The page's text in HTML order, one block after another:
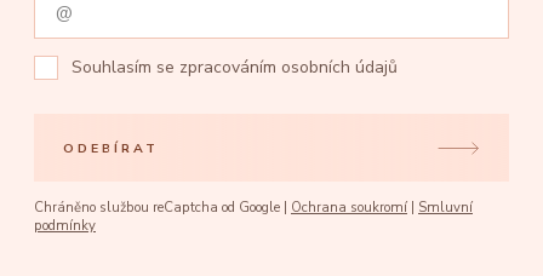
Souhlasím se zpracováním osobních údajů
ODEBÍRAT
Chráněno službou reCaptcha od Google | Ochrana soukromí
Smluvní
podmínky